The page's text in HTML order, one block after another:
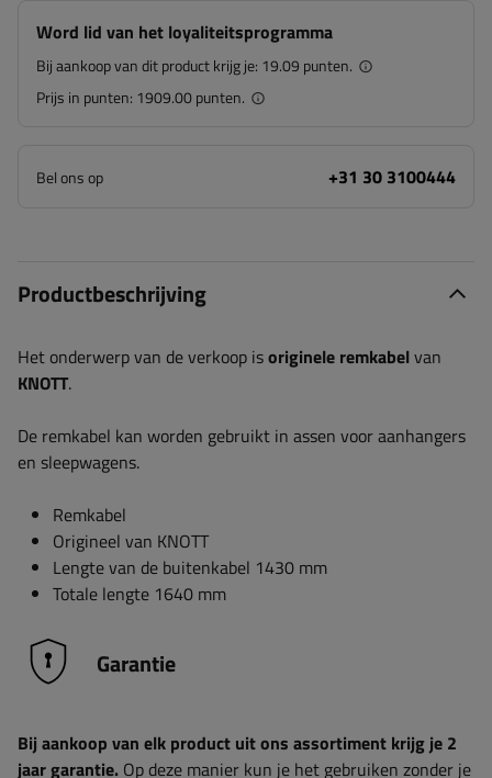
Word lid van het loyaliteitsprogramma
Bij aankoop van dit product krijg je: 19.09 punten.
Prijs in punten: 1909.00 punten.
Bel ons op +31 30 3100444
Productbeschrijving
Het onderwerp van de verkoop isoriginele remkabelvan
KNOTT.
De remkabel kan worden gebruikt in assen voor aanhangers
en sleepwagens.
Remkabel
Origineel van KNOTT
Lengte van de buitenkabel 1430 mm
Totale lengte 1640 mm
Garantie
Bij aankoop van elk product uit ons assortiment krijg je 2
jaar garantie. Op deze manier kun je het gebruiken zonder je